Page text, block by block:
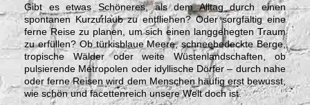
Gibt es etwas Schöneres, als dem Alltag durch einen
spontanen Kurzurlaub zu entfliehen? Oder sorgfältig eine
ferne Reise zu planen, um sich einen langgehegten Traum
zu erfüllen? Ob türkisblaue Meere, schneebedeckte Berge,
tropische Wälder oder weite Wüstenlandschaften, ob
pulsierende Metropolen oder idyllische Dörfer – durch nahe
oder ferne Reisen wird dem Menschen häufig erst bewusst,
wie schön und facettenreich unsere Welt doch ist.